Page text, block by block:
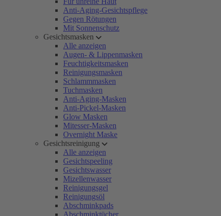
Anti-Aging-Gesichtspflege
Gegen Rötungen
Mit Sonnenschutz
Gesichtsmasken
Alle anzeigen
Augen- & Lippenmasken
Feuchtigkeitsmasken
Reinigungsmasken
Schlammmasken
Tuchmasken
Anti-Aging-Masken
Anti-Pickel-Masken
Glow Masken
Mitesser-Masken
Overnight Maske
Gesichtsreinigung
Alle anzeigen
Gesichtspeeling
Gesichtswasser
Mizellenwasser
Reinigungsgel
Reinigungsöl
Abschminkpads
Abschminktücher